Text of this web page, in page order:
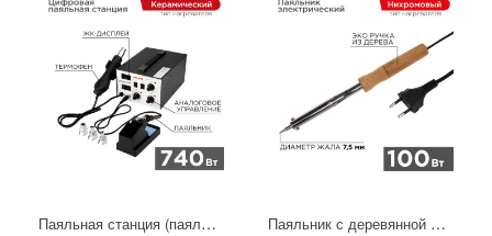
Паяльная станция (паяльник + фен), модель R852AD+, 100-500°C, LED дисплей REXANT Паяльник с деревянной ручкой, серия WOOD, 100Вт, 230В, блистер PROconnect